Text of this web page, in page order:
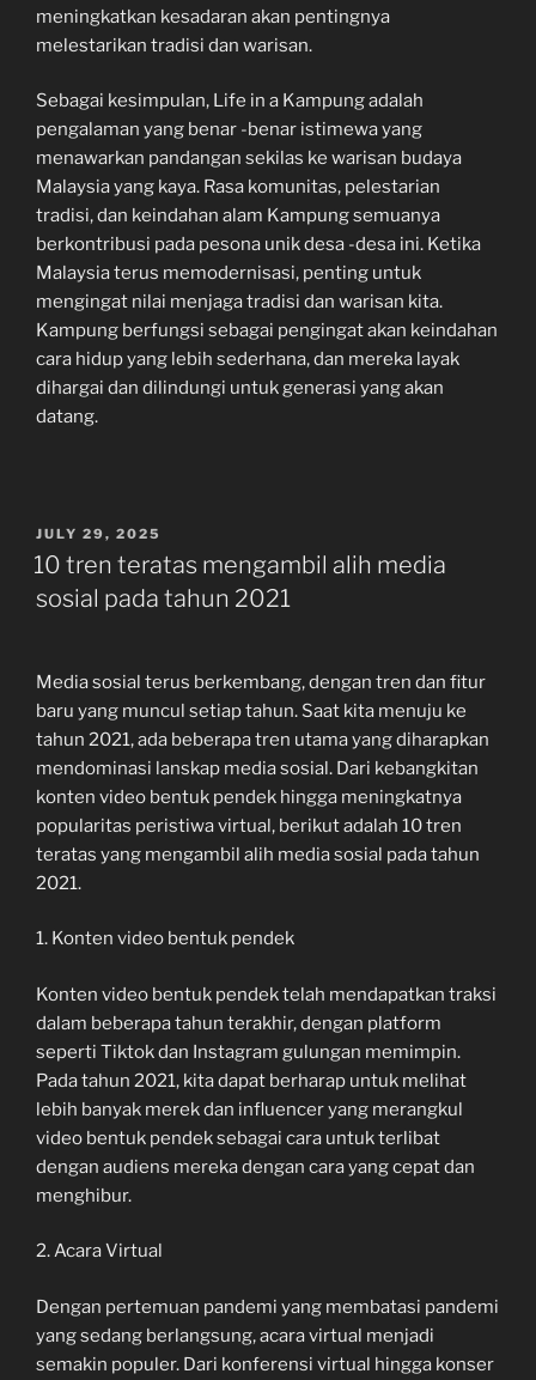
meningkatkan kesadaran akan pentingnya
melestarikan tradisi dan warisan.
Sebagai kesimpulan, Life in a Kampung adalah
pengalaman yang benar -benar istimewa yang
menawarkan pandangan sekilas ke warisan budaya
Malaysia yang kaya. Rasa komunitas, pelestarian
tradisi, dan keindahan alam Kampung semuanya
berkontribusi pada pesona unik desa -desa ini. Ketika
Malaysia terus memodernisasi, penting untuk
mengingat nilai menjaga tradisi dan warisan kita.
Kampung berfungsi sebagai pengingat akan keindahan
cara hidup yang lebih sederhana, dan mereka layak
dihargai dan dilindungi untuk generasi yang akan
datang.
POSTED
ON
JULY 29, 2025
10 tren teratas mengambil alih media
sosial pada tahun 2021
Media sosial terus berkembang, dengan tren dan fitur
baru yang muncul setiap tahun. Saat kita menuju ke
tahun 2021, ada beberapa tren utama yang diharapkan
mendominasi lanskap media sosial. Dari kebangkitan
konten video bentuk pendek hingga meningkatnya
popularitas peristiwa virtual, berikut adalah 10 tren
teratas yang mengambil alih media sosial pada tahun
2021.
1. Konten video bentuk pendek
Konten video bentuk pendek telah mendapatkan traksi
dalam beberapa tahun terakhir, dengan platform
seperti Tiktok dan Instagram gulungan memimpin.
Pada tahun 2021, kita dapat berharap untuk melihat
lebih banyak merek dan influencer yang merangkul
video bentuk pendek sebagai cara untuk terlibat
dengan audiens mereka dengan cara yang cepat dan
menghibur.
2. Acara Virtual
Dengan pertemuan pandemi yang membatasi pandemi
yang sedang berlangsung, acara virtual menjadi
semakin populer. Dari konferensi virtual hingga konser